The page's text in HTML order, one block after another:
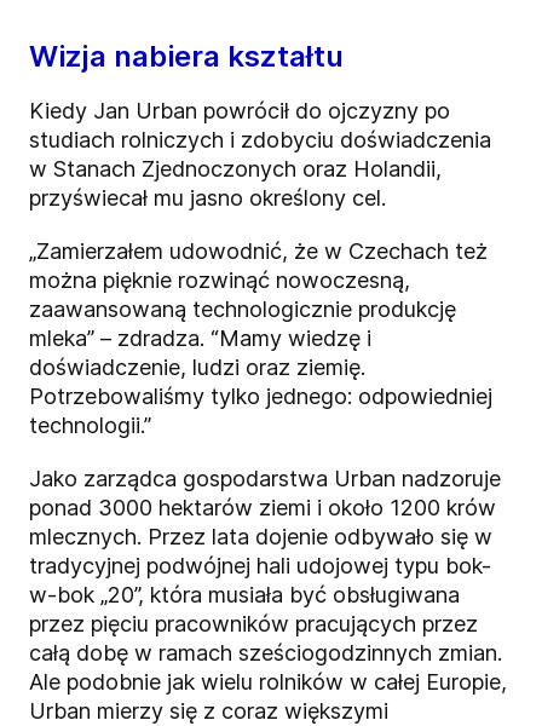
Wizja nabiera kształtu
Kiedy Jan Urban powrócił do ojczyzny po
studiach rolniczych i zdobyciu doświadczenia
w Stanach Zjednoczonych oraz Holandii,
przyświecał mu jasno określony cel.
„Zamierzałem udowodnić, że w Czechach też
można pięknie rozwinąć nowoczesną,
zaawansowaną technologicznie produkcję
mleka” – zdradza. “Mamy wiedzę i
doświadczenie, ludzi oraz ziemię.
Potrzebowaliśmy tylko jednego: odpowiedniej
technologii.”
Jako zarządca gospodarstwa Urban nadzoruje
ponad 3000 hektarów ziemi i około 1200 krów
mlecznych. Przez lata dojenie odbywało się w
tradycyjnej podwójnej hali udojowej typu bok-
w-bok „20”, która musiała być obsługiwana
przez pięciu pracowników pracujących przez
całą dobę w ramach sześciogodzinnych zmian.
Ale podobnie jak wielu rolników w całej Europie,
Urban mierzy się z coraz większymi